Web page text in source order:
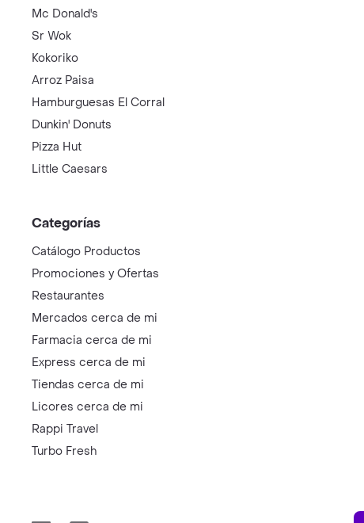
Mc Donald's
Sr Wok
Kokoriko
Arroz Paisa
Hamburguesas El Corral
Dunkin' Donuts
Pizza Hut
Little Caesars
Categorías
Catálogo Productos
Promociones y Ofertas
Restaurantes
Mercados cerca de mi
Farmacia cerca de mi
Express cerca de mi
Tiendas cerca de mi
Licores cerca de mi
Rappi Travel
Turbo Fresh